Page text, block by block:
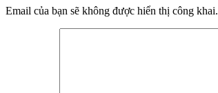
Email của bạn sẽ không được hiển thị công khai.